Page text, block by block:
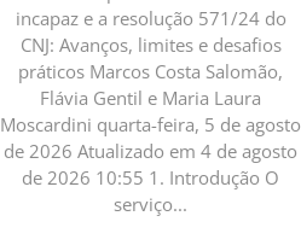
incapaz e a resolução 571/24 do
CNJ: Avanços, limites e desafios
práticos Marcos Costa Salomão,
Flávia Gentil e Maria Laura
Moscardini quarta-feira, 5 de agosto
de 2026 Atualizado em 4 de agosto
de 2026 10:55 1. Introdução O
serviço...